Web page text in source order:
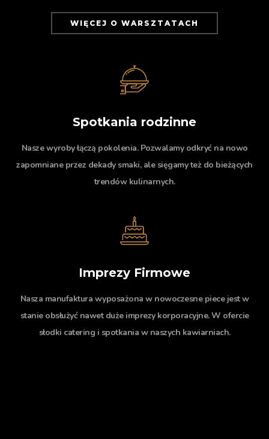
WIĘCEJ O WARSZTATACH
Spotkania rodzinne
Nasze wyroby łączą pokolenia. Pozwalamy odkryć na nowo
zapomniane przez dekady smaki, ale sięgamy też do bieżących
trendów kulinarnych.
Imprezy Firmowe
Nasza manufaktura wyposażona w nowoczesne piece jest w
stanie obsłużyć nawet duże imprezy korporacyjne. W ofercie
słodki catering i spotkania w naszych kawiarniach.